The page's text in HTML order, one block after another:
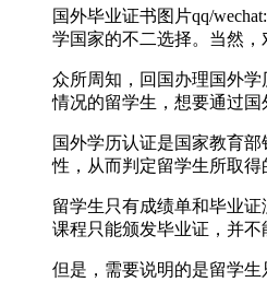
国外毕业证书图片qq/
学国家的不二选择。当然
众所周知，回国办理国外
情况的留学生，想要通过国
国外学历认证是国家教育
性，从而判定留学生所取
留学生只有成绩单和毕业
课程只能颁发毕业证，并不
但是，需要说明的是留学